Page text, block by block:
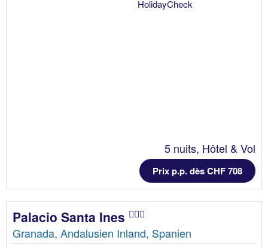
5 nuits, Hôtel & Vol
Prix p.p. dès CHF 708
Palacio Santa Ines
Granada, Andalusien Inland, Spanien